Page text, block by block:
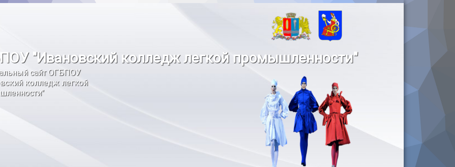
"Ивановский колледж легкой промышленности"
сайт ОГБПОУ
колледж легкой